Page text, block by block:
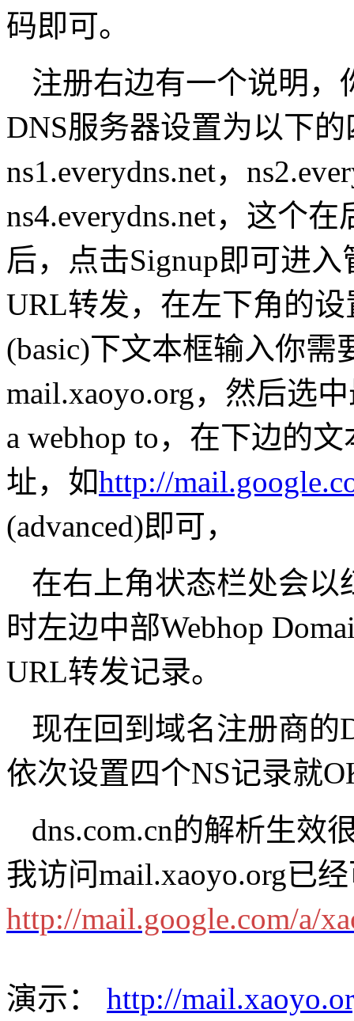
码即可。
注册右边有一个说明
DNS服务器设置为以下
ns1.everydns.net，
ns4.everydns.net，这个
后，点击Signup即可进
URL转发，在左下角的设
(basic)下文本框输入你需
mail.xaoyo.org，然后选
a webhop to，在下边的
址，如http://
(advanced)即可，
在右上角状态栏处会以
时左边中部Webhop
URL转发记录。
现在回到域名注册商的
依次设置四个NS记录就
dns.com.cn的解析生效
我访问mail.xaoyo.org已
http://mail.google.com/a/
演示： http://